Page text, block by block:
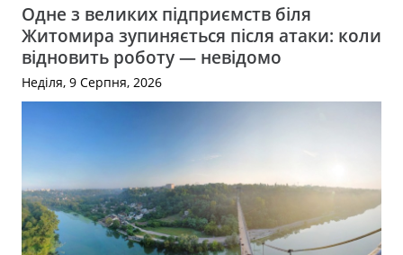
Одне з великих підприємств біля
Житомира зупиняється після атаки: коли
відновить роботу — невідомо
Неділя, 9 Серпня, 2026